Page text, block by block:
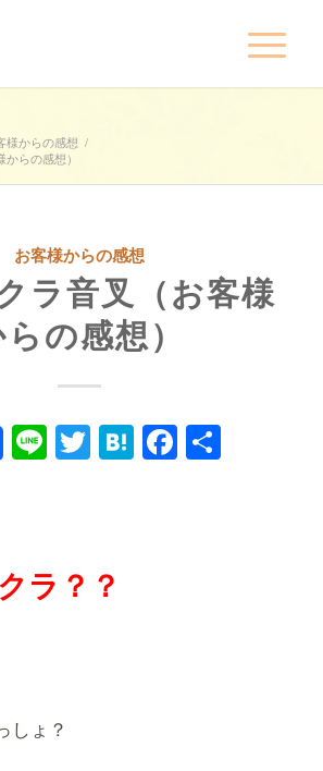
様からの感想 /
らの感想）
お客様からの感想
ラ音叉（お客様
の感想）
LineTwitter
Hatena共
ラ？？
しょ？